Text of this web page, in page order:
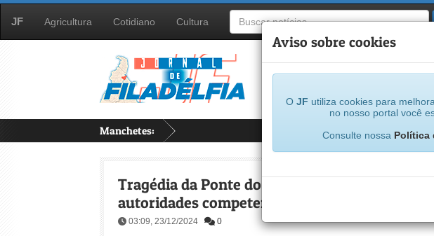
JF Agricultura Cotidiano Cultura
Manchetes:
Aviso sobre cookies
O JF utiliza cookies para
no nosso portal você
Consulte nossa Política
Tragédia da Ponte do Estreito foi prevista por
autoridades competentes
03:09, 23/12/2024 0